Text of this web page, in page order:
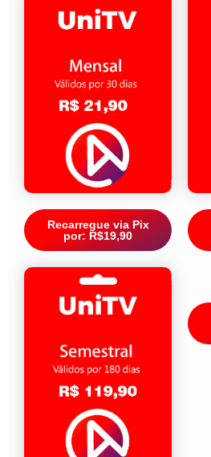
Recarregue via Pix
por: R$19,90